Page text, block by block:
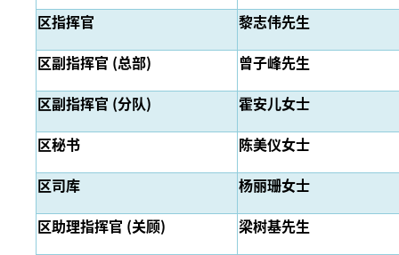
区指挥官
黎志伟先生
区副指挥官 (总部)
曾子峰先生
区副指挥官 (分队)
霍安儿女士
区秘书
陈美仪女士
区司库
杨丽珊女士
区助理指挥官 (关顾)
梁树基先生